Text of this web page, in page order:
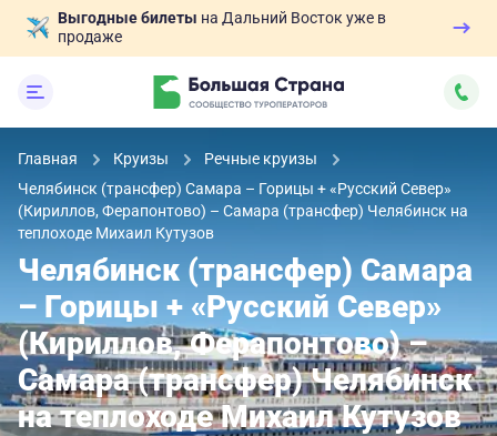
Выгодные билеты на Дальний Восток уже в
продаже
Главная Круизы
Речные круизы
Челябинск (трансфер) Самара – Горицы + «Русский Север»
(Кириллов, Ферапонтово) – Самара (трансфер) Челябинск на
теплоходе Михаил Кутузов
Челябинск (трансфер) Самара
– Горицы + «Русский Север»
(Кириллов, Ферапонтово) –
Самара (трансфер) Челябинск
на теплоходе Михаил Кутузов